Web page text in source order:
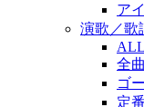
ア
演歌／歌
ALL
全
ゴ
定